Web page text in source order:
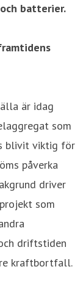
batterier.
är idag
som
blivit viktig för
påverka
driver
som
driftstiden
kraftbortfall.